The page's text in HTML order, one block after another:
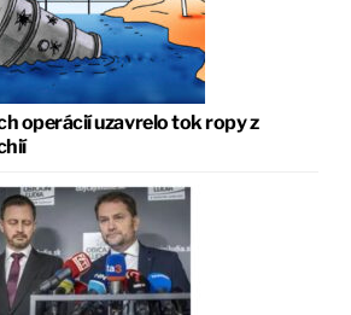
operácií uzavrelo tok ropy z